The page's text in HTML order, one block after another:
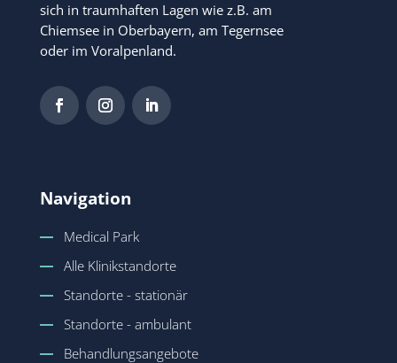
sich in traumhaften Lagen wie z.B. am
Chiemsee in Oberbayern, am Tegernsee
oder im Voralpenland.
Navigation
Medical Park
Alle Klinikstandorte
Standorte - stationär
Standorte - ambulant
Behandlungsangebote